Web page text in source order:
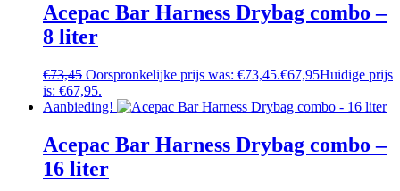
Acepac Bar Harness Drybag combo –
8 liter
€73,45 Oorspronkelijke prijs was: €73,45.€67,95Huidige prijs
is: €67,95.
Aanbieding!
Acepac Bar Harness Drybag combo –
16 liter